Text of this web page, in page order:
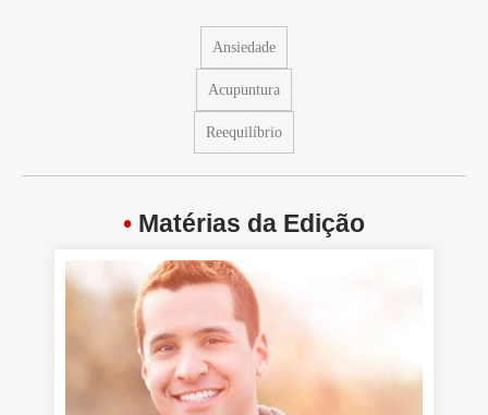
Ansiedade
Acupuntura
Reequilíbrio
• Matérias da Edição